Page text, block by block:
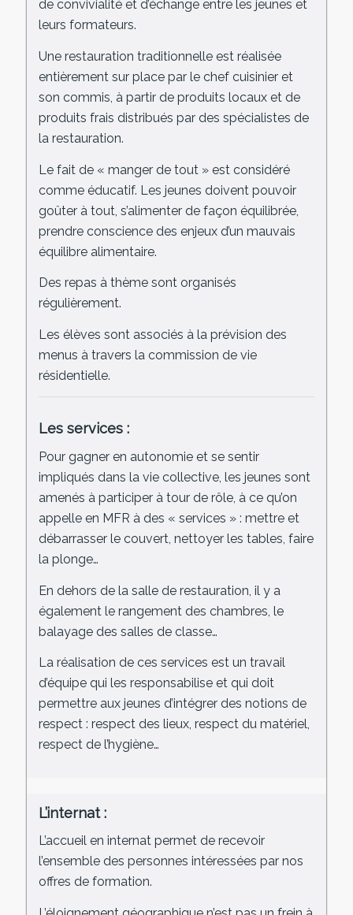
de convivialité et d’échange entre les jeunes et
leurs formateurs.
Une restauration traditionnelle est réalisée
entièrement sur place par le chef cuisinier et
son commis, à partir de produits locaux et de
produits frais distribués par des spécialistes de
la restauration.
Le fait de « manger de tout » est considéré
comme éducatif. Les jeunes doivent pouvoir
goûter à tout, s’alimenter de façon équilibrée,
prendre conscience des enjeux d’un mauvais
équilibre alimentaire.
Des repas à thème sont organisés
régulièrement.
Les élèves sont associés à la prévision des
menus à travers la commission de vie
résidentielle.
Les services :
Pour gagner en autonomie et se sentir
impliqués dans la vie collective, les jeunes sont
amenés à participer à tour de rôle, à ce qu’on
appelle en MFR à des « services » : mettre et
débarrasser le couvert, nettoyer les tables, faire
la plonge…
En dehors de la salle de restauration, il y a
également le rangement des chambres, le
balayage des salles de classe…
La réalisation de ces services est un travail
d’équipe qui les responsabilise et qui doit
permettre aux jeunes d’intégrer des notions de
respect : respect des lieux, respect du matériel,
respect de l’hygiène…
L’internat :
L’accueil en internat permet de recevoir
l’ensemble des personnes intéressées par nos
offres de formation.